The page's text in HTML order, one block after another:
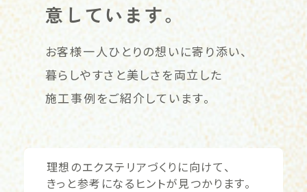
意しています。
お客様一人ひとりの想いに寄り添い、
暮らしやすさと美しさを両立した
施工事例をご紹介しています。
理想のエクステリアづくりに向けて、
きっと参考になるヒントが見つかります。